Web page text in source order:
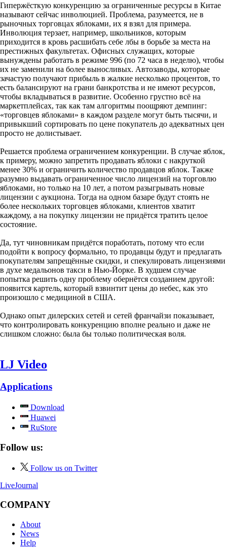
Гипержёсткую конкуренцию за ограниченные ресурсы в Китае
называют сейчас инволюцией. Проблема, разумеется, не в
рыночных торговцах яблоками, их я взял для примера.
Инволюция терзает, например, школьников, которым
приходится в кровь расшибать себе лбы в борьбе за места на
престижных факультетах. Офисных служащих, которые
вынуждены работать в режиме 996 (по 72 часа в неделю), чтобы
их не заменили на более выносливых. Автозаводы, которые
зачастую получают прибыль в жалкие несколько процентов, то
есть балансируют на грани банкротства и не имеют ресурсов,
чтобы вкладываться в развитие. Особенно грустно всё на
маркетплейсах, так как там алгоритмы поощряют демпинг:
«торговцев яблоками» в каждом разделе могут быть тысячи, и
привыкший сортировать по цене покупатель до адекватных цен
просто не долистывает.
Решается проблема ограничением конкуренции. В случае яблок,
к примеру, можно запретить продавать яблоки с накруткой
менее 30% и ограничить количество продавцов яблок. Также
разумно выдавать ограниченное число лицензий на торговлю
яблоками, но только на 10 лет, а потом разыгрывать новые
лицензии с аукциона. Тогда на одном базаре будут стоять не
более нескольких торговцев яблоками, клиентов хватит
каждому, а на покупку лицензии не придётся тратить целое
состояние.
Да, тут чиновникам придётся поработать, потому что если
подойти к вопросу формально, то продавцы будут и предлагать
покупателям запрещённые скидки, и спекулировать лицензиями
в духе медальонов такси в Нью-Йорке. В худшем случае
попытка решить одну проблему обернётся созданием другой:
появится картель, который взвинтит цены до небес, как это
произошло с медициной в США.
Однако опыт дилерских сетей и сетей франчайзи показывает,
что контролировать конкуренцию вполне реально и даже не
слишком сложно: была бы только политическая воля.
LJ Video
Applications
Download
Huawei
RuStore
Follow us:
Follow us on Twitter
LiveJournal
COMPANY
About
News
Help